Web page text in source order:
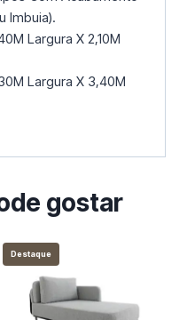
Imbuia).
Largura X 2,10M
Largura X 3,40M
gostar
Destaque